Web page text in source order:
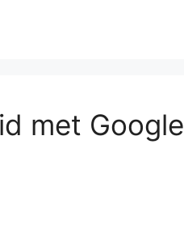
met Google